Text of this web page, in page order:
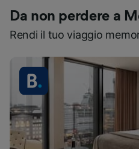
Da non perdere a
Rendi il tuo viaggio